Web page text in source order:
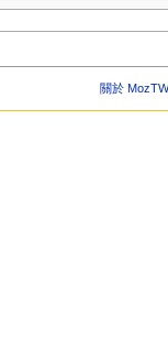
關於